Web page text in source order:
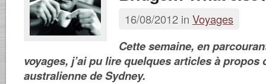
16/08/2012 in Voyages
Cette semaine, en
voyages, j’ai pu lire quelques articles à propos
australienne de Sydney.